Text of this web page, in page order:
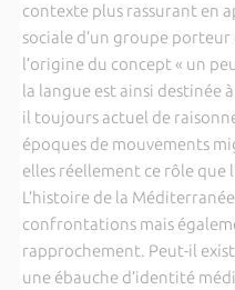
contexte plus rassurant en
sociale d’un groupe porteur
l’origine du concept « un
la langue est ainsi destinée
il toujours actuel de
époques de mouvements
elles réellement ce rôle que
L’histoire de la
confrontations mais
rapprochement. Peut-il
une ébauche d’identité